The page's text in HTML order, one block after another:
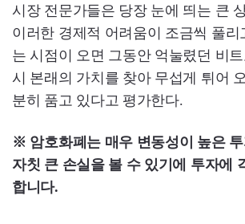
시장 전문가들은 당장 눈에 띄는 큰
이러한 경제적 어려움이 조금씩 풀리
는 시점이 오면 그동안 억눌렸던 비
시 본래의 가치를 찾아 무섭게 튀어
분히 품고 있다고 평가한다.
※ 암호화폐는 매우 변동성이 높은
자칫 큰 손실을 볼 수 있기에 투자에
합니다.